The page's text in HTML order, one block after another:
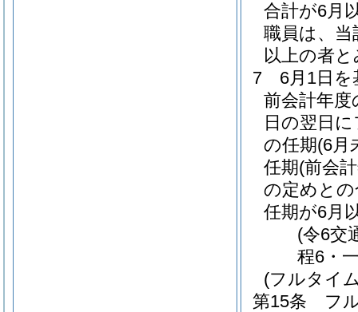
合計が6月
職員は、
以上の者
7
6月1日
前会計年
日の翌日
の任期(6月
任期(前会
の定めと
任期が6月
(令6交
程6・
(フルタイ
第15条
フ